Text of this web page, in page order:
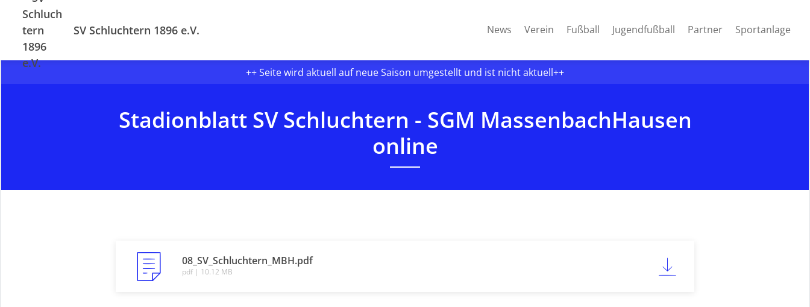
SV Schluchtern 1896 e.V. News Verein Fußball Jugendfußball Partner Sportanlage
++ Seite wird aktuell auf neue Saison umgestellt und ist nicht aktuell++
Stadionblatt SV Schluchtern - SGM MassenbachHausen
online
08_SV_Schluchtern_MBH.pdf
pdf | 10.12 MB